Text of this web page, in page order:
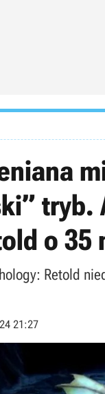
tryb.
o 35
Retold
21:27